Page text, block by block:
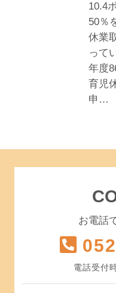
10.4
50％
休業
って
年度
育児
申…
お電話
電話受付